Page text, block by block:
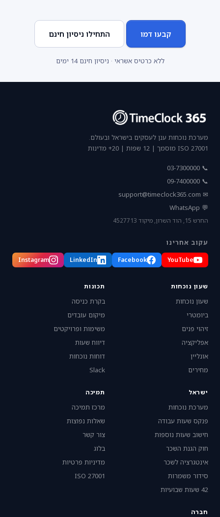
קבעו דמו התחילו ניסיון חינם
ללא כרטיס אשראי · ניסיון חינם 14 ימים
מערכת נוכחות ענן לעסקים בישראל ובעולם.
ISO 27001 מוסמך | 12 שפות | 20+ מדינות
📞 03-7300000
📞 09-7400000
✉
support@timeclock365.com
💬 WhatsApp
החרש 15, הוד השרון, מיקוד 4527713
עקוב אחרינו
YouTube
Facebook
LinkedIn
Instagram
שעון נוכחות
שעון נוכחות
ביומטרי
זיהוי פנים
אפליקציה
אונליין
מחירים
תכונות
בקרת כניסה
מיקום עובדים
משימות ופרויקטים
דיווח שעות
דוחות נוכחות
Slack
ישראל
מערכת נוכחות
פנקס שעות עבודה
חישוב שעות נוספות
חוק הגנת השכר
אינטגרציה לשכר
סידור משמרות
42 שעות שבועיות
תמיכה
מרכז תמיכה
שאלות נפוצות
צור קשר
בלוג
מדיניות פרטיות
ISO 27001
חברה